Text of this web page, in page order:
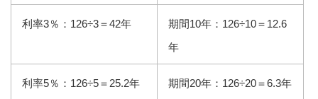
利率3％：126÷3＝42年
期間10年：126÷10＝12.6
年
利率5％：126÷5＝25.2年 期間20年：126÷20＝6.3年